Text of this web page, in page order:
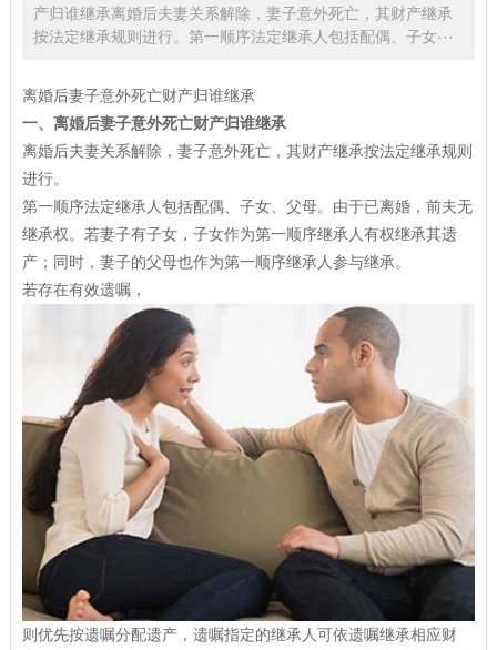
产归谁继承离婚后夫妻关系解除，妻子意外死亡，其财产继承
按法定继承规则进行。第一顺序法定继承人包括配偶、子女···
离婚后妻子意外死亡财产归谁继承
一、离婚后妻子意外死亡财产归谁继承
离婚后夫妻关系解除，妻子意外死亡，其财产继承按法定继承规则
进行。
第一顺序法定继承人包括配偶、子女、父母。由于已离婚，前夫无
继承权。若妻子有子女，子女作为第一顺序继承人有权继承其遗
产；同时，妻子的父母也作为第一顺序继承人参与继承。
若存在有效遗嘱，
则优先按遗嘱分配遗产，遗嘱指定的继承人可依遗嘱继承相应财